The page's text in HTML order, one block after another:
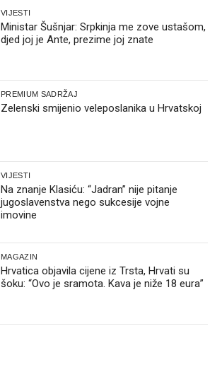
VIJESTI
Ministar Šušnjar: Srpkinja me zove ustašom,
djed joj je Ante, prezime joj znate
PREMIUM SADRŽAJ
Zelenski smijenio veleposlanika u Hrvatskoj
VIJESTI
Na znanje Klasiću: “Jadran” nije pitanje
jugoslavenstva nego sukcesije vojne
imovine
MAGAZIN
Hrvatica objavila cijene iz Trsta, Hrvati su
šoku: “Ovo je sramota. Kava je niže 18 eura”